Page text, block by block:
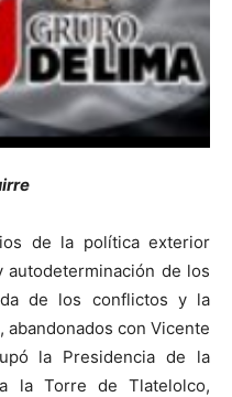
de la política exterior
autodeterminación de los
de los conflictos y la
con Vicente
la Presidencia de la
la Torre de Tlatelolco,